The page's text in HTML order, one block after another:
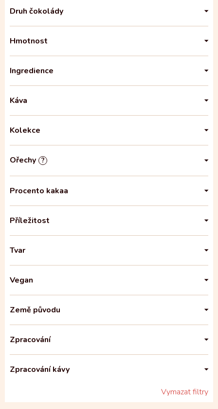
Druh čokolády
Hmotnost
Ingredience
Káva
Kolekce
Ořechy ?
Procento kakaa
Příležitost
Tvar
Vegan
Země původu
Zpracování
Zpracování kávy
Vymazat filtry